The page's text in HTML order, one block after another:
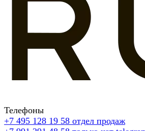
Телефоны
+7 495 128 19 58 отдел продаж